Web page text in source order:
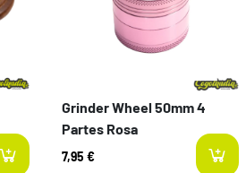
Grinder Wheel 50mm 4
Partes Rosa
7,95 €